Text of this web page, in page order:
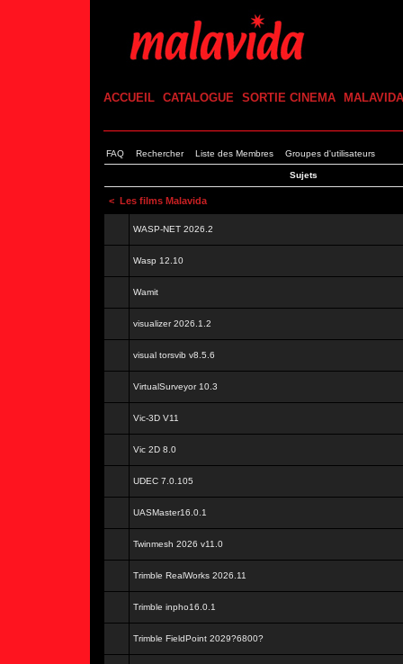
ACCUEIL CATALOGUE SORTIE CINEMA MALAVIDA
FAQ Rechercher Liste des Membres Groupes d'utilisateurs
Sujets
< Les films Malavida
WASP-NET 2026.2
Wasp 12.10
Wamit
visualizer 2026.1.2
visual torsvib v8.5.6
VirtualSurveyor 10.3
Vic-3D V11
Vic 2D 8.0
UDEC 7.0.105
UASMaster16.0.1
Twinmesh 2026 v11.0
Trimble RealWorks 2026.11
Trimble inpho16.0.1
Trimble FieldPoint 2029?6800?